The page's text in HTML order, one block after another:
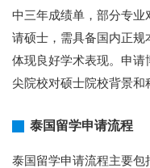
中三年成绩单，部分专业
请硕士，需具备国内正
体现良好学术表现。申请
尖院校对硕士院校背景和
泰国留学申请流程
泰国留学申请流程主要包